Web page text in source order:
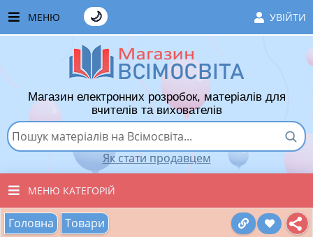
МЕНЮ УВІЙТИ
🌙
ЧАСТІ ЗАПИТАННЯ
ЯК ТУТ КУПУВАТИ
ЯК ТУТ ПРОДАВАТИ
ДОДАТИ РОЗРОБКУ
ВПОДОБАНІ ТОВАРИ
Магазин електронних розробок, матеріалів для
вчителів та вихователів
Як стати продавцем
МЕНЮ КАТЕГОРІЙ
ВСІ ТОВАРИ
Головна Товари